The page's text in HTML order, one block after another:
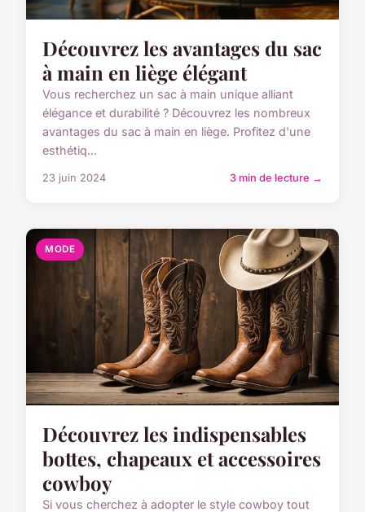
Découvrez les avantages du sac
à main en liège élégant
Vous recherchez un sac à main unique alliant
élégance et durabilité ? Découvrez les nombreux
avantages du sac à main en liège. Profitez d'une
esthétiq...
23 juin 2024 3 min de lecture →
MODE
Découvrez les indispensables
bottes, chapeaux et accessoires
cowboy
Si vous cherchez à adopter le style cowboy tout